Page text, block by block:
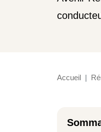
Accueil